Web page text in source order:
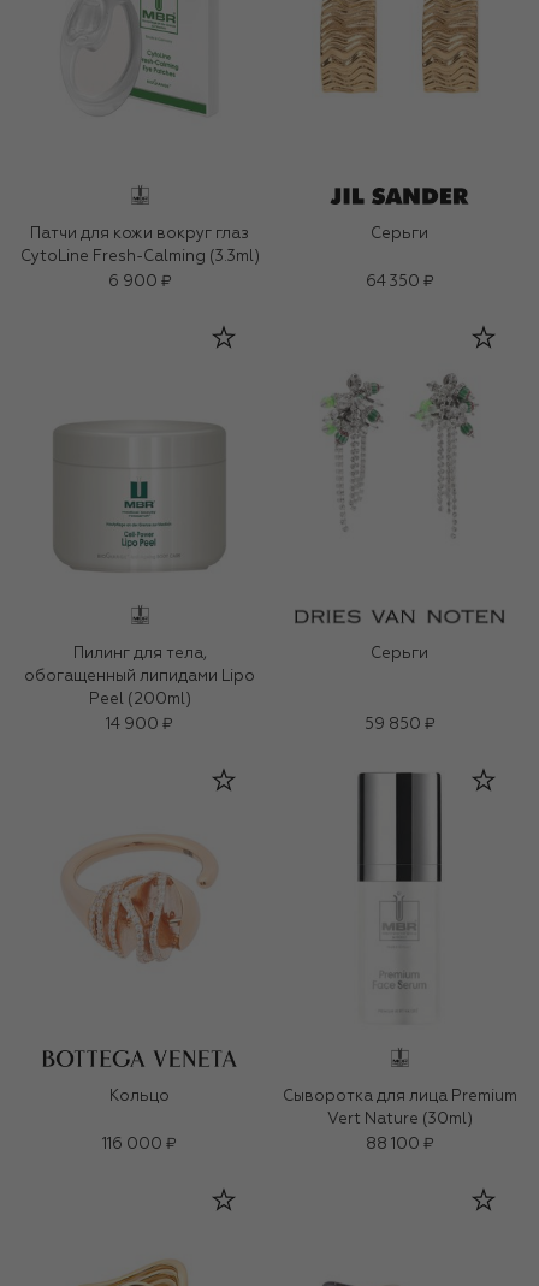
Патчи для кожи вокруг глаз
CytoLine Fresh-Calming (3.3ml)
6 900 ₽
Серьги
64 350 ₽
Пилинг для тела,
обогащенный липидами Lipo
Peel (200ml)
14 900 ₽
Серьги
59 850 ₽
Кольцо
116 000 ₽
Сыворотка для лица Premium
Vert Nature (30ml)
88 100 ₽